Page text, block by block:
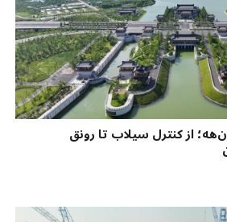
از کنترل سیلاب تا رونق